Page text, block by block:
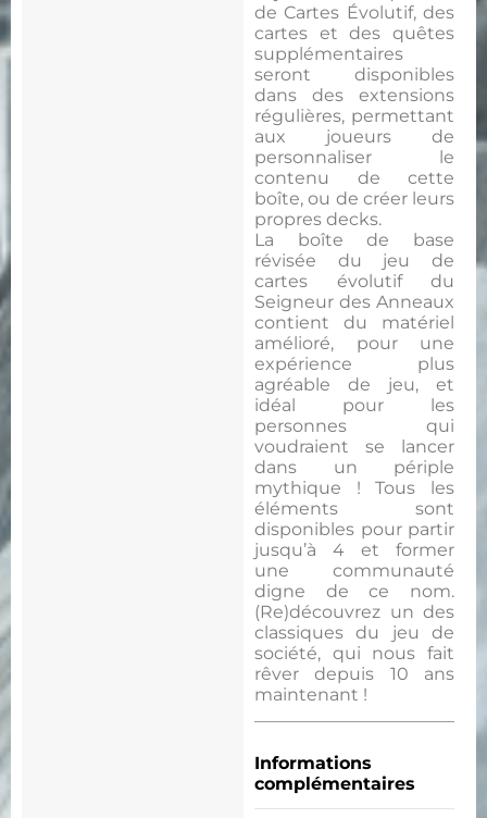
de Cartes Évolutif, des
cartes et des quêtes
supplémentaires
seront disponibles
dans des extensions
régulières, permettant
aux joueurs de
personnaliser le
contenu de cette
boîte, ou de créer leurs
propres decks.
La boîte de base
révisée du jeu de
cartes évolutif du
Seigneur des Anneaux
contient du matériel
amélioré, pour une
expérience plus
agréable de jeu, et
idéal pour les
personnes qui
voudraient se lancer
dans un périple
mythique ! Tous les
éléments sont
disponibles pour partir
jusqu’à 4 et former
une communauté
digne de ce nom.
(Re)découvrez un des
classiques du jeu de
société, qui nous fait
rêver depuis 10 ans
maintenant !
Informations
complémentaires